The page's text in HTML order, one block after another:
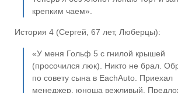
крепким чаем».
История 4 (Сергей, 67 лет, Люберцы):
«У меня Гольф 5 с гнилой крышей
(просочился люк). Никто не брал.
по совету сына в EachAuto. Приехал
менеджер, юноша вежливый.